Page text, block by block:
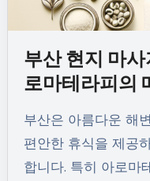
부산 현지 마
로마테라피의
부산은 아름다운 해변과 맛있는 음식 뿐만 아니라,
편안한 휴식을 제공
합니다. 특히 아로마